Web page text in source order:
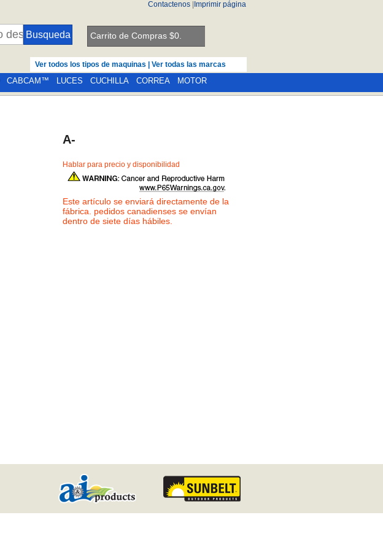
Contactenos Imprimir página
Carrito de Compras $0.
Ver todos los tipos de maquinas
Ver todas las marcas
CABCAM™ LUCES CUCHILLA CORREA
MOTOR
A-
Hablar para precio y disponibilidad
Este artículo se enviará directamente de la
fábrica. pedidos canadienses se envían
dentro de siete días hábiles.